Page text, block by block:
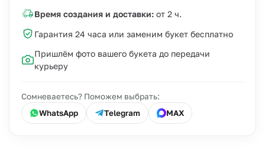
Время создания и доставки: от 2 ч.
Гарантия 24 часа или заменим букет бесплатно
Пришлём фото вашего букета до передачи
курьеру
Сомневаетесь? Поможем выбрать:
WhatsApp
Telegram MAX